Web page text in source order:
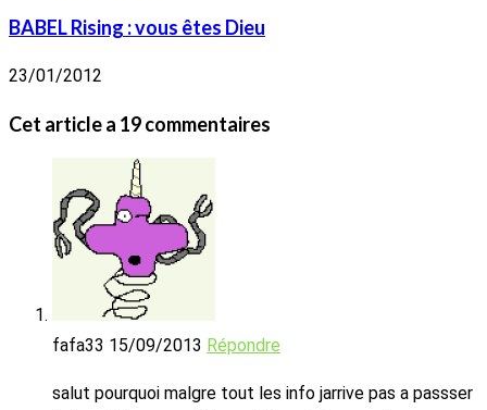
BABEL Rising : vous êtes Dieu
23/01/2012
Cet article a 19 commentaires
fafa33 15/09/2013 Répondre
salut pourquoi malgre tout les info jarrive pas a passser